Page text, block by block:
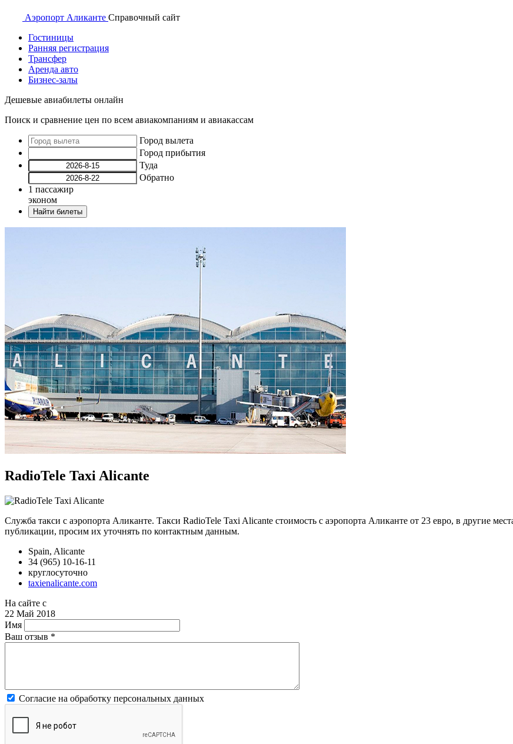
Аэропорт Аликанте Справочный сайт
Гостиницы
Ранняя регистрация
Трансфер
Аренда авто
Бизнес-залы
Дешевые авиабилеты онлайн
Поиск и сравнение цен по всем авиакомпаниям и авиакассам
Город вылета
Город прибытия
Туда
Обратно
1 пассажир
эконом
Найти билеты
RadioTele Taxi Alicante
Служба такси с аэропорта Аликанте. Такси RadioTele Taxi Alicante стоимость с аэропорта Аликанте от 23 евро, в другие
публикации, просим их уточнять по контактным данным.
Spain, Alicante
34 (965) 10-16-11
круглосуточно
taxienalicante.com
На сайте с
22 Май 2018
Имя
Ваш отзыв *
Согласие на обработку персональных данных